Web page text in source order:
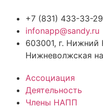
+7 (831) 433-33-29
infonapp@sandy.ru
603001, г. Нижний
Нижневолжская
Ассоциация
Деятельность
Члены НАПП